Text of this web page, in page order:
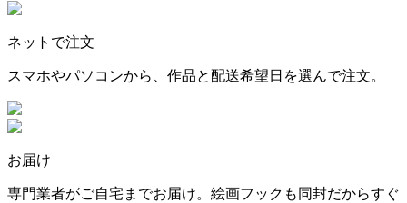
ネットで注文
スマホやパソコンから、作品と配送希望日を選んで注文。
お届け
専門業者がご自宅までお届け。絵画フックも同封だからすぐ